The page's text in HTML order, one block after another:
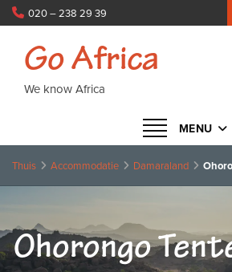
020 – 238 29 39
Navigatie in- of
MENU
Go Africa
We know Africa
Thuis Accommodatie Damaraland
Ohorongo